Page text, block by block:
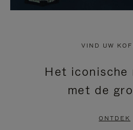
VIND UW
Het iconische
met de
ONTDEK